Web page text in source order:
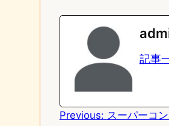
e
o
記事
Previous: スーパーコ